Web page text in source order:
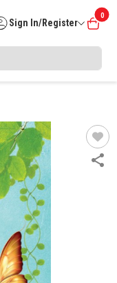
Sign In/Register
0